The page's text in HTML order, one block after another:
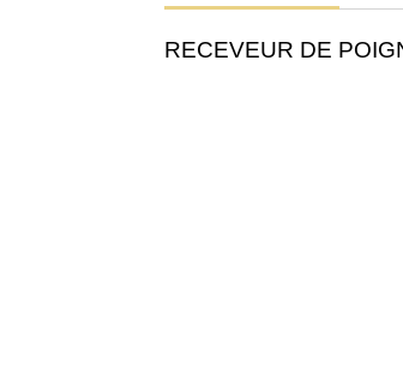
RECEVEUR DE